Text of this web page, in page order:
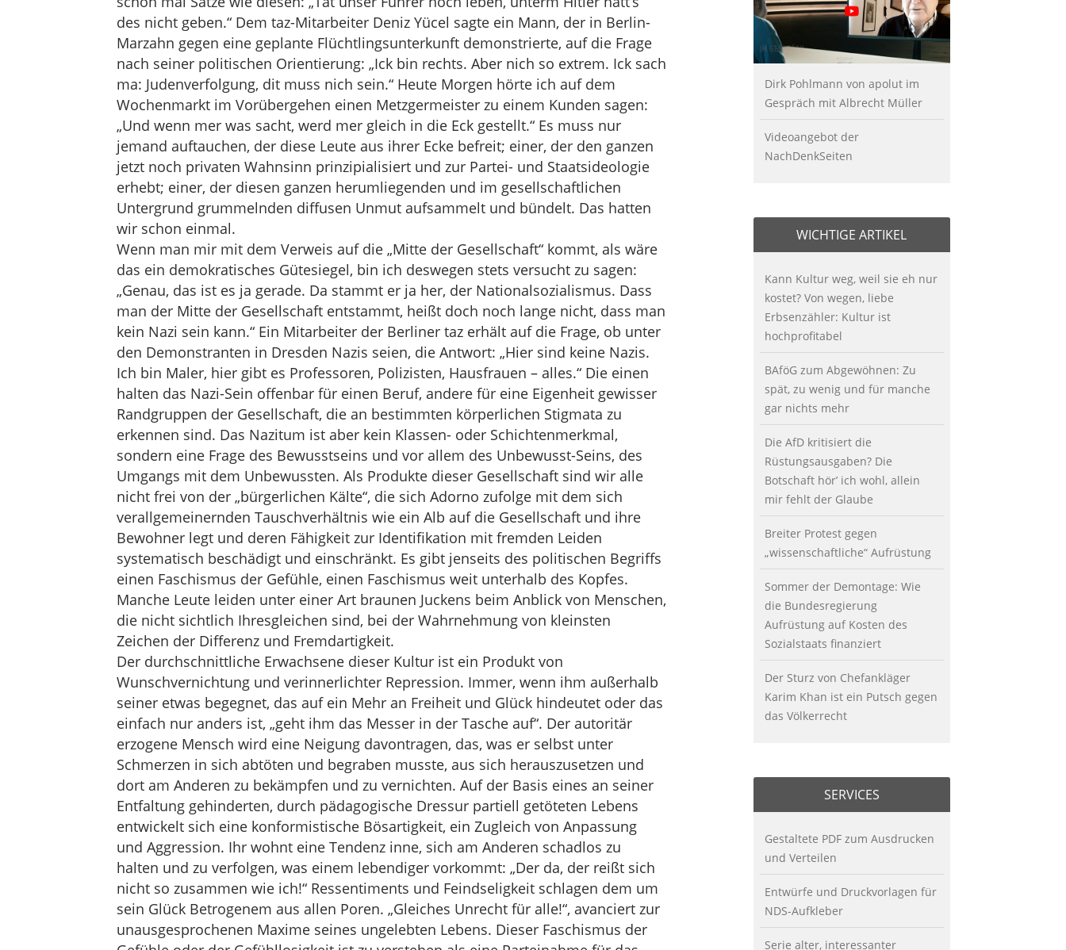
des nicht geben.“ Dem taz-Mitarbeiter Deniz Yücel sagte ein Mann, der in Berlin-
Marzahn gegen eine geplante Flüchtlingsunterkunft demonstrierte, auf die Frage
nach seiner politischen Orientierung: „Ick bin rechts. Aber nich so extrem. Ick sach
ma: Judenverfolgung, dit muss nich sein.“ Heute Morgen hörte ich auf dem
Wochenmarkt im Vorübergehen einen Metzgermeister zu einem Kunden sagen:
„Und wenn mer was sacht, werd mer gleich in die Eck gestellt.“ Es muss nur
jemand auftauchen, der diese Leute aus ihrer Ecke befreit; einer, der den ganzen
jetzt noch privaten Wahnsinn prinzipialisiert und zur Partei- und Staatsideologie
erhebt; einer, der diesen ganzen herumliegenden und im gesellschaftlichen
Untergrund grummelnden diffusen Unmut aufsammelt und bündelt. Das hatten
wir schon einmal.
Wenn man mir mit dem Verweis auf die „Mitte der Gesellschaft“ kommt, als wäre
das ein demokratisches Gütesiegel, bin ich deswegen stets versucht zu sagen:
„Genau, das ist es ja gerade. Da stammt er ja her, der Nationalsozialismus. Dass
man der Mitte der Gesellschaft entstammt, heißt doch noch lange nicht, dass man
kein Nazi sein kann.“ Ein Mitarbeiter der Berliner taz erhält auf die Frage, ob unter
den Demonstranten in Dresden Nazis seien, die Antwort: „Hier sind keine Nazis.
Ich bin Maler, hier gibt es Professoren, Polizisten, Hausfrauen – alles.“ Die einen
halten das Nazi-Sein offenbar für einen Beruf, andere für eine Eigenheit gewisser
Randgruppen der Gesellschaft, die an bestimmten körperlichen Stigmata zu
erkennen sind. Das Nazitum ist aber kein Klassen- oder Schichtenmerkmal,
sondern eine Frage des Bewusstseins und vor allem des Unbewusst-Seins, des
Umgangs mit dem Unbewussten. Als Produkte dieser Gesellschaft sind wir alle
nicht frei von der „bürgerlichen Kälte“, die sich Adorno zufolge mit dem sich
verallgemeinernden Tauschverhältnis wie ein Alb auf die Gesellschaft und ihre
Bewohner legt und deren Fähigkeit zur Identifikation mit fremden Leiden
systematisch beschädigt und einschränkt. Es gibt jenseits des politischen Begriffs
einen Faschismus der Gefühle, einen Faschismus weit unterhalb des Kopfes.
Manche Leute leiden unter einer Art braunen Juckens beim Anblick von Menschen,
die nicht sichtlich Ihresgleichen sind, bei der Wahrnehmung von kleinsten
Zeichen der Differenz und Fremdartigkeit.
Der durchschnittliche Erwachsene dieser Kultur ist ein Produkt von
Wunschvernichtung und verinnerlichter Repression. Immer, wenn ihm außerhalb
seiner etwas begegnet, das auf ein Mehr an Freiheit und Glück hindeutet oder das
einfach nur anders ist, „geht ihm das Messer in der Tasche auf“. Der autoritär
erzogene Mensch wird eine Neigung davontragen, das, was er selbst unter
Schmerzen in sich abtöten und begraben musste, aus sich herauszusetzen und
dort am Anderen zu bekämpfen und zu vernichten. Auf der Basis eines an seiner
Entfaltung gehinderten, durch pädagogische Dressur partiell getöteten Lebens
entwickelt sich eine konformistische Bösartigkeit, ein Zugleich von Anpassung
und Aggression. Ihr wohnt eine Tendenz inne, sich am Anderen schadlos zu
halten und zu verfolgen, was einem lebendiger vorkommt: „Der da, der reißt sich
nicht so zusammen wie ich!“ Ressentiments und Feindseligkeit schlagen dem um
sein Glück Betrogenem aus allen Poren. „Gleiches Unrecht für alle!“, avanciert zur
unausgesprochenen Maxime seines ungelebten Lebens. Dieser Faschismus der
Dirk Pohlmann von apolut im
Gespräch mit Albrecht Müller
Videoangebot der
NachDenkSeiten
WICHTIGE ARTIKEL
Kann Kultur weg, weil sie eh nur
kostet? Von wegen, liebe
Erbsenzähler: Kultur ist
hochprofitabel
BAföG zum Abgewöhnen: Zu
spät, zu wenig und für manche
gar nichts mehr
Die AfD kritisiert die
Rüstungsausgaben? Die
Botschaft hör’ ich wohl, allein
mir fehlt der Glaube
Breiter Protest gegen
„wissenschaftliche“ Aufrüstung
Sommer der Demontage: Wie
die Bundesregierung
Aufrüstung auf Kosten des
Sozialstaats finanziert
Der Sturz von Chefankläger
Karim Khan ist ein Putsch gegen
das Völkerrecht
SERVICES
Gestaltete PDF zum Ausdrucken
und Verteilen
Entwürfe und Druckvorlagen für
NDS-Aufkleber
Serie alter, interessanter